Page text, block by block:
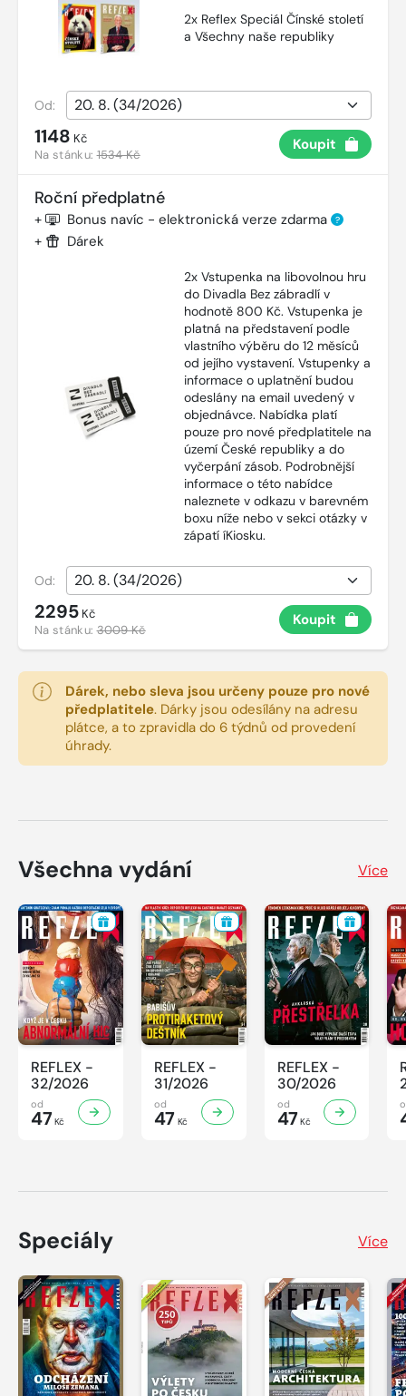
2x Reflex Speciál Čínské století
a Všechny naše republiky
Od:
1148 Kč
Na stánku:1534 Kč
Koupit
Roční předplatné
+ Bonus navíc - elektronická verze zdarma ?
+ Dárek
2x Vstupenka na libovolnou hru
do Divadla Bez zábradlí v
hodnotě 800 Kč. Vstupenka je
platná na představení podle
vlastního výběru do 12 měsíců
od jejího vystavení. Vstupenky a
informace o uplatnění budou
odeslány na email uvedený v
objednávce. Nabídka platí
pouze pro nové předplatitele na
území České republiky a do
vyčerpání zásob. Podrobnější
informace o této nabídce
naleznete v odkazu v barevném
boxu níže nebo v sekci otázky v
zápatí íKiosku.
Od:
2295 Kč
Na stánku:3009 Kč
Koupit
Dárek, nebo sleva jsou určeny pouze pro nové
předplatitele. Dárky jsou odesílány na adresu
plátce, a to zpravidla do 6 týdnů od provedení
úhrady.
Všechna vydání Více
REFLEX -
32/2026
od
47 Kč
REFLEX -
31/2026
od
47 Kč
REFLEX -
30/2026
od
47Kč
Speciály Více